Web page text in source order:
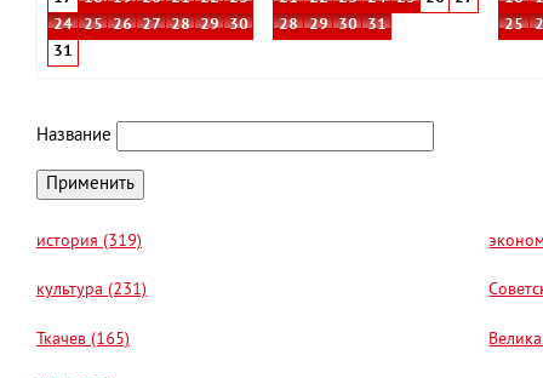
24
25 26 27 28 29
30
31
28
29 30 31
25
Название
история (319)
культура (231)
Ткачев (165)